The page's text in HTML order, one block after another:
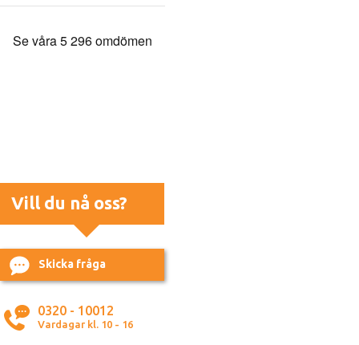
Vill du nå oss?
Skicka fråga
0320 - 10012
Vardagar kl. 10 - 16